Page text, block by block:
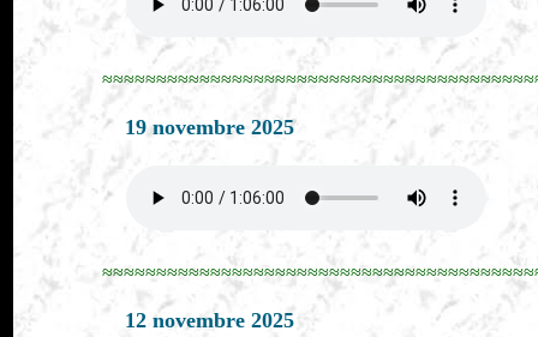
19 novembre 2025
12 novembre 2025